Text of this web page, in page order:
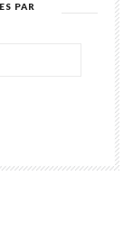
PAR
mail